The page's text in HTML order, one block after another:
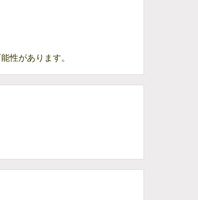
性があります。